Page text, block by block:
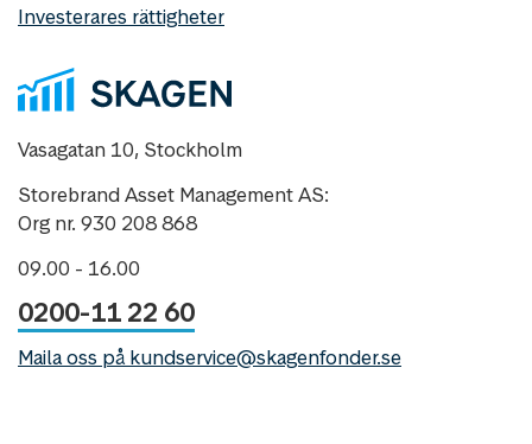
Investerares rättigheter
Vasagatan 10, Stockholm
Storebrand Asset Management AS:
Org nr. 930 208 868
09.00 - 16.00
0200-11 22 60
Maila oss på kundservice@skagenfonder.se